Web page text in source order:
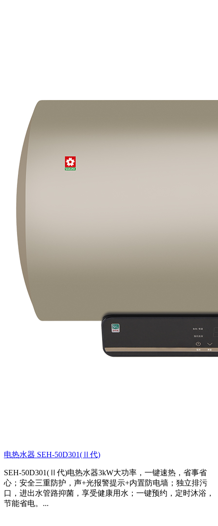
电热水器 SEH-50D301(Ⅱ代)
SEH-50D301(Ⅱ代)电热水器3kW大功率，一键速热，省事省
心；安全三重防护，声+光报警提示+内置防电墙；独立排污
口，进出水管路抑菌，享受健康用水；一键预约，定时沐浴，
节能省电。...